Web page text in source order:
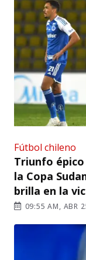
Fútbol chileno
Triunfo
la Copa
brilla en la
09:55 AM, ABR